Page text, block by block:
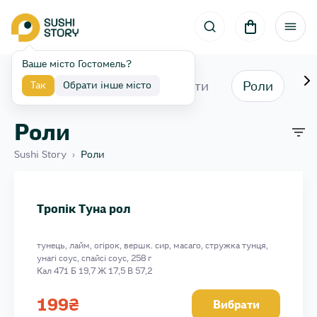
Ваше місто Гостомель?
Так Обрати інше місто
Набори Супи та Салати Роли
Роли
Sushi Story › Роли
Лосось теріякі міні рол
Крабік міні рол
Вугор міні рол
Дон Карлеоне рол
Тропік Туна рол
тунець, лайм, огірок, вершк. сир, масаго, стружка тунця,
унагі соус, спайсі соус, 258 г
Кал 471 Б 19,7 Ж 17,5 В 57,2
199₴ Вибрати